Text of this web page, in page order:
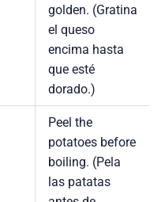
golden. (Gratina
el queso
encima hasta
que esté
dorado.)
Peel the
potatoes before
boiling. (Pela
las patatas